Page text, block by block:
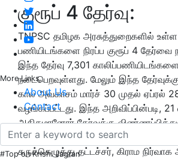
More Links
About Us
Contact
#Top on Krishi Jagran
குரூப் 4 தேர்வு:
TNPSC தமிழக அரசுத்துறைகளில்
பணியிடங்களை நிரப்ப குரூப் 4 தேர்வை
இந்த தேர்வு 7,301 காலிப்பணியிடங்களை
நடைபெறவுள்ளது. மேலும் இந்த
கால அவகாசம் மார்ச் 30 முதல் ஏப்ரல்
வழங்கப்பட்டது. இந்த அறிவிப்பின்படி, 21
அதிகமானோர் தேர்வுக்கு
குரூப் 4தேர்வானது இளநிலை
சுருக்கெழுத்து தட்டச்சர், கிராம